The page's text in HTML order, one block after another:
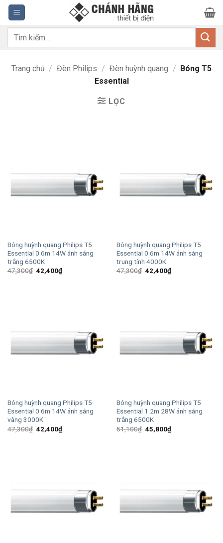
Bỏ
qua
nội
dung
Tìm
Trang chủ / Đèn Philips / Đèn huỳnh quang / Bóng T5
Essential
LỌC
Bóng huỳnh quang Philips T5
Essential 0.6m 14W ánh sáng
trắng 6500K
47,300₫ Giá
gốc
42,400₫Giá
hiện
Bóng huỳnh quang Philips T5
Essential 0.6m 14W ánh sáng
trung tính 4000K
47,300₫ Giá
gốc
42,400₫Giá
hiện
Bóng huỳnh quang Philips T5
Essential 0.6m 14W ánh sáng
vàng 3000K
47,300₫ Giá
gốc
42,400₫Giá
hiện
Bóng huỳnh quang Philips T5
Essential 1.2m 28W ánh sáng
trắng 6500K
51,100₫ Giá
gốc
45,800₫Giá
hiện